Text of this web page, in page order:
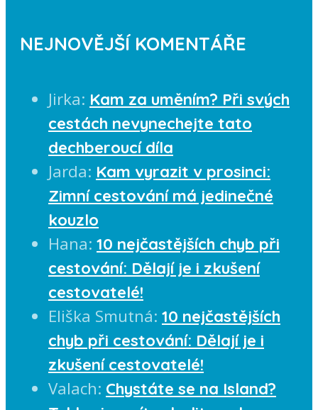
NEJNOVĚJŠÍ KOMENTÁŘE
Jirka: Kam za uměním? Při svých
cestách nevynechejte tato
dechberoucí díla
Jarda: Kam vyrazit v prosinci:
Zimní cestování má jedinečné
kouzlo
Hana: 10 nejčastějších chyb při
cestování: Dělají je i zkušení
cestovatelé!
Eliška Smutná: 10 nejčastějších
chyb při cestování: Dělají je i
zkušení cestovatelé!
Valach: Chystáte se na Island?